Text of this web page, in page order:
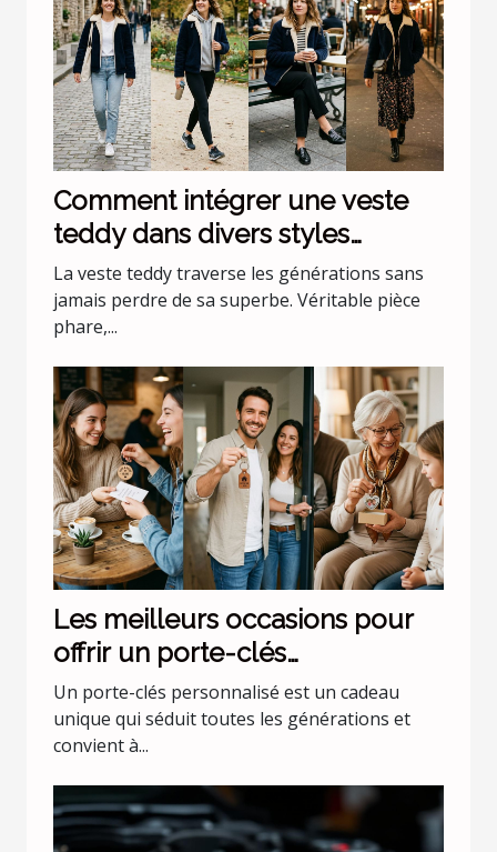
Comment intégrer une veste
teddy dans divers styles
vestimentaires ?
La veste teddy traverse les générations sans
jamais perdre de sa superbe. Véritable pièce
phare,...
Les meilleurs occasions pour
offrir un porte-clés
personnalisé
Un porte-clés personnalisé est un cadeau
unique qui séduit toutes les générations et
convient à...